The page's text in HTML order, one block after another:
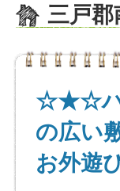
三戸郡
☆★☆ハ
の広い
お外遊